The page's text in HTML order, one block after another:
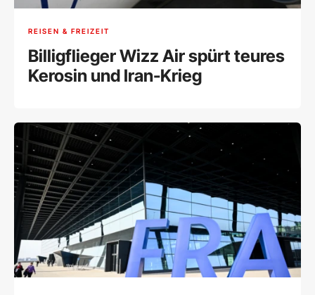
REISEN & FREIZEIT
Billigflieger Wizz Air spürt teures
Kerosin und Iran-Krieg